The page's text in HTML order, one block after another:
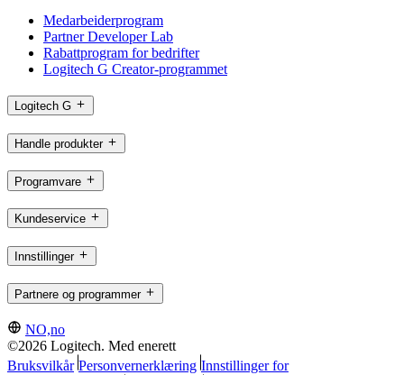
Medarbeiderprogram
Partner Developer Lab
Rabattprogram for bedrifter
Logitech G Creator-programmet
Logitech G
Handle produkter
Programvare
Kundeservice
Innstillinger
Partnere og programmer
NO,no
©2026 Logitech. Med enerett
Bruksvilkår Personvernerklæring Innstillinger for